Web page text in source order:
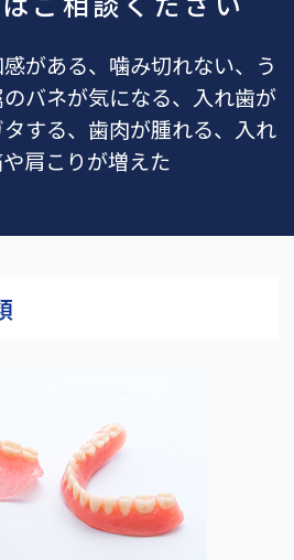
がある、噛み切れない、う
バネが気になる、入れ歯が
する、歯肉が腫れる、入れ
肩こりが増えた